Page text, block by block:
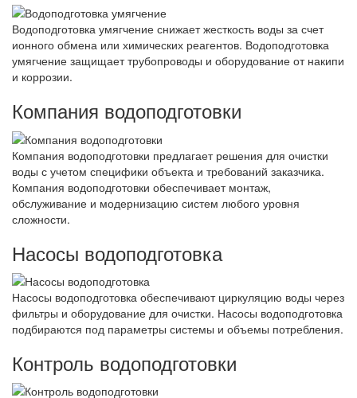
Водоподготовка умягчение снижает жесткость воды за счет
ионного обмена или химических реагентов. Водоподготовка
умягчение защищает трубопроводы и оборудование от накипи
и коррозии.
Компания водоподготовки
Компания водоподготовки предлагает решения для очистки
воды с учетом специфики объекта и требований заказчика.
Компания водоподготовки обеспечивает монтаж,
обслуживание и модернизацию систем любого уровня
сложности.
Насосы водоподготовка
Насосы водоподготовка обеспечивают циркуляцию воды через
фильтры и оборудование для очистки. Насосы водоподготовка
подбираются под параметры системы и объемы потребления.
Контроль водоподготовки